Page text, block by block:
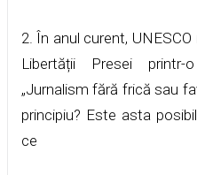
2. În anul curent,
Libertății Presei
„Jurnalism fără frică sau
principiu? Este asta
ce